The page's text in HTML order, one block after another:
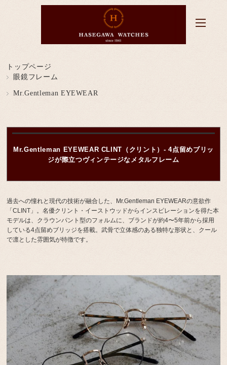
トップページ
眼鏡フレーム
Mr.Gentleman EYEWEAR
Mr.Gentleman EYEWEAR CLINT（クリント）- 4点留めブリッ
ジが際立つヴィンテージなメタルフレーム
過去への憧れと現代の技術が融合した、Mr.Gentleman EYEWEARの意欲作
「CLINT」。名優クリント・イーストウッドからインスピレーションを得た本
モデルは、クラウンパント型のフォルムに、ブランドが約4〜5年前から採用
している4点留めブリッジを搭載。武骨で立体感のある独特な形状と、クール
で凛とした雰囲気が特徴です。